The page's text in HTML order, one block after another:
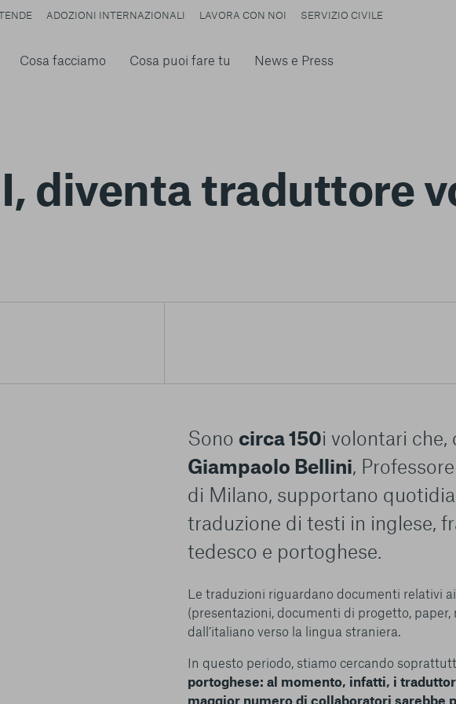
Centro preferenze sulla privacy
Cosa facciamo Cosa puoi fare tu News e Press
ADOZIONI INTERNAZIONALI LAVORA CON NOI SERVIZIO CIVILE
diventa traduttore
Sono circa 150i volontari
Giampaolo Bellini,
di Milano, supportano
traduzione di testi in inglese,
tedesco e portoghese.
Le traduzioni riguardano documenti relativi
(presentazioni, documenti di progetto,
dall’italiano verso la lingua straniera.
In questo periodo, stiamo cercando
portoghese: al momento, infatti, i
maggior numero di collaboratori sarebbe